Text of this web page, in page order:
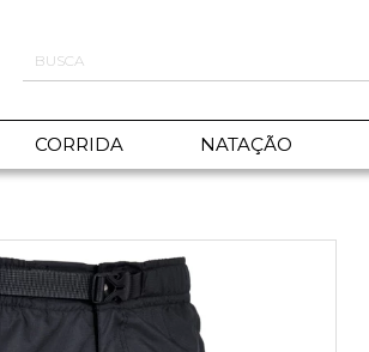
CORRIDA NATAÇÃO